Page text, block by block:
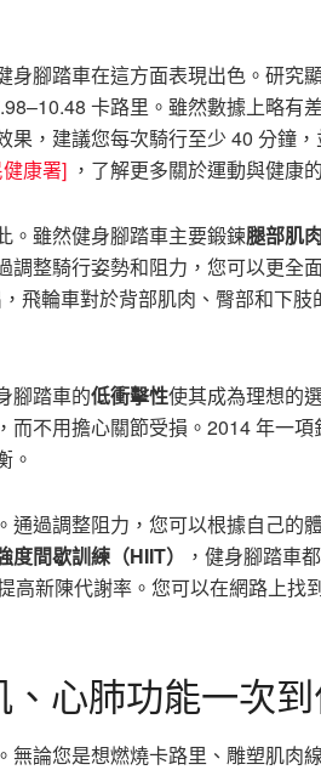
身腳踏車在這方面表現出色。研究
卡路里。雖然數據上略有
，建議您每次騎行至少 40 分鐘，
康署] ，了解更多關於運動與健康
。雖然健身腳踏車主要鍛鍊腿部肌
調整騎行姿勢和阻力，您可以更全
飛輪車對於背部肌肉、臀部和下肢
腳踏車的低衝擊性使其成為理想的
不用擔心關節受損。2014 年一
。
通過調整阻力，您可以根據自己的
度間歇訓練（HIIT）
，健身腳踏車
高新陳代謝率。您可以在網路上找
心肺功能一次到
論您是想燃燒卡路里、雕塑肌肉